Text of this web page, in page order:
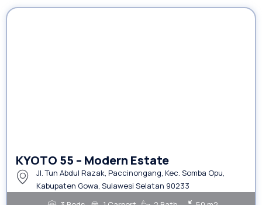
KYOTO 55 – Modern Estate
Jl. Tun Abdul Razak, Paccinongang, Kec. Somba Opu,
Kabupaten Gowa, Sulawesi Selatan 90233